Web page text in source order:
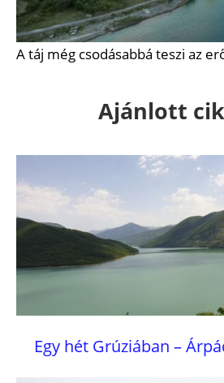
A táj még csodásabbá teszi az
Ajánlott
Egy hét Grúziában –